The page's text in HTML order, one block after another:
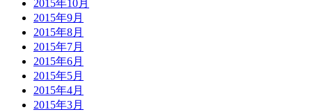
2015年10月
2015年9月
2015年8月
2015年7月
2015年6月
2015年5月
2015年4月
2015年3月